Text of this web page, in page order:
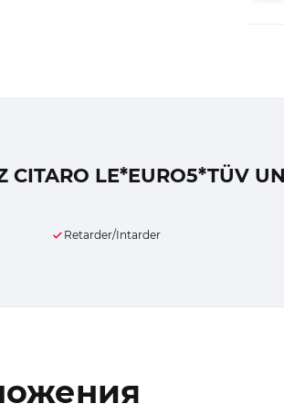
LE*EURO5*TÜV
Retarder/Intarder